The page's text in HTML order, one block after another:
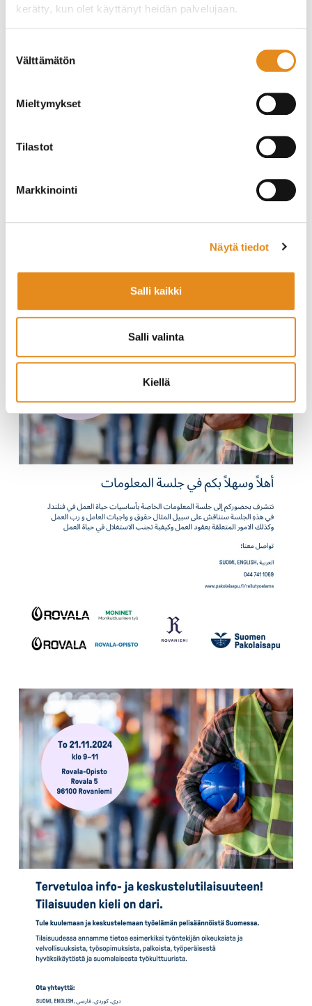
kerätty, kun olet käyttänyt heidän palvelujaan.
valinta
Välttämätön
Mieltymykset
Tilastot
Markkinointi
Näytä tiedot
Salli kaikki
Salli valinta
Kiellä